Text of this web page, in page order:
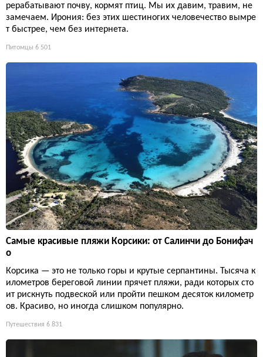
рерабатывают почву, кормят птиц. Мы их давим, травим, не
замечаем. Ирония: без этих шестиногих человечество вымре
т быстрее, чем без интернета.
Питомцы 6 501
Самые красивые пляжи Корсики: от Салинчи до Бонифач
о
Корсика — это не только горы и крутые серпантины. Тысяча к
илометров береговой линии прячет пляжи, ради которых сто
ит рискнуть подвеской или пройти пешком десяток километр
ов. Красиво, но иногда слишком популярно.
Путешествия 6 831